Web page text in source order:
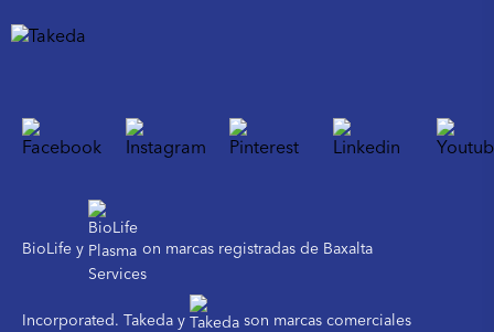
BioLife y on marcas registradas de Baxalta
Incorporated. Takeda y son marcas comerciales